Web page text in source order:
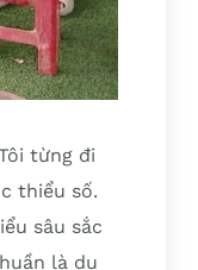
từng đi
thiểu số.
sâu sắc
là du